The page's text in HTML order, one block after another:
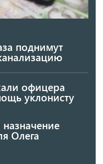
поднимут
офицера
уклонисту
Олега